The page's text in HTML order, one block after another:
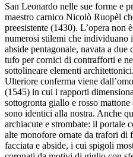
San Leonardo nelle sue forme e
maestro carnico Nicolò Ruopèl
preesistente (1430). L’opera non
numerosi stilemi che individuano
abside pentagonale, navata a due
tufo per cornici di contrafforti e
sottolineare elementi architettonici.
Ulteriore conferma viene
(1545) in cui i rapporti
sottogronta giallo e rosso
sono identici alla nostra. Anche
archiacute e strombate: il portale
alte monofore ornate da trafori di
facciata e abside, i cui spigoli